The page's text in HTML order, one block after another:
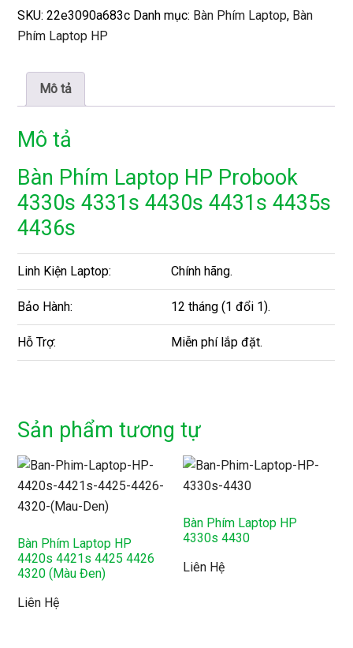
SKU:22e3090a683c Danh mục: Bàn Phím Laptop, Bàn
Phím Laptop HP
Mô tả
Mô tả
Bàn Phím Laptop HP Probook
4330s 4331s 4430s 4431s 4435s
4436s
Linh Kiện Laptop: Chính hãng.
Bảo Hành: 12 tháng (1 đổi 1).
Hỗ Trợ: Miễn phí lắp đặt.
Sản phẩm tương tự
Bàn Phím Laptop HP
4420s 4421s 4425 4426
4320 (Màu Đen)
Liên Hệ
Bàn Phím Laptop HP
4330s 4430
Liên Hệ